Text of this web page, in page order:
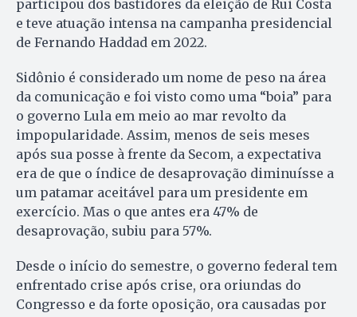
participou dos bastidores da eleição de Rui Costa
e teve atuação intensa na campanha presidencial
de Fernando Haddad em 2022.
Sidônio é considerado um nome de peso na área
da comunicação e foi visto como uma “boia” para
o governo Lula em meio ao mar revolto da
impopularidade. Assim, menos de seis meses
após sua posse à frente da Secom, a expectativa
era de que o índice de desaprovação diminuísse a
um patamar aceitável para um presidente em
exercício. Mas o que antes era 47% de
desaprovação, subiu para 57%.
Desde o início do semestre, o governo federal tem
enfrentado crise após crise, ora oriundas do
Congresso e da forte oposição, ora causadas por